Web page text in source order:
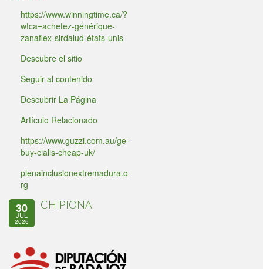
https://www.winningtime.ca/?
wtca=achetez-générique-
zanaflex-sirdalud-états-unis
Descubre el sitio
Seguir al contenido
Descubrir La Página
Artículo Relacionado
https://www.guzzi.com.au/ge-
buy-cialis-cheap-uk/
plenainclusionextremadura.o
rg
30
JUL
2026
CHIPIONA